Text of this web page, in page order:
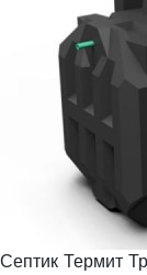
Септик Термит